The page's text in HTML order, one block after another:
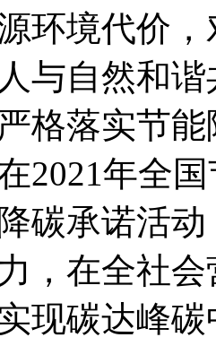
环境代价
与自然和
格落实节
2021年全
碳承诺活
，在全社
现碳达峰